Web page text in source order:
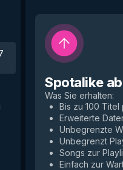
Spotalike
Was Sie erhalten:
Bis zu 100 Titel
Erweiterte
Unbegrenzte
Unbegrenzt
Songs zur
Einfach zur